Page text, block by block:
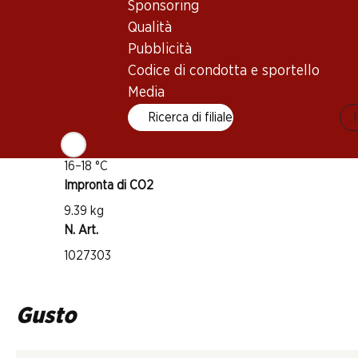
Sponsoring
Qualità
Pubblicità
Codice di condotta e sportello
Media
Ricerca di filiale
Maturità di beva
Temperatura di beva
16–18 °C
Impronta di CO2
9.39 kg
N. Art.
1027303
Gusto